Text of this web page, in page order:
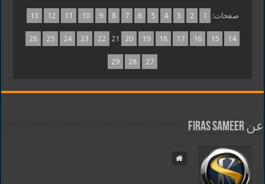
صفحات: 1
2
3
4
5
6
7
8
9
10
11
12
13
14
15
16
17
18
19
20
21
22
23
24
25
26
27
28
29
عن Firas Sameer